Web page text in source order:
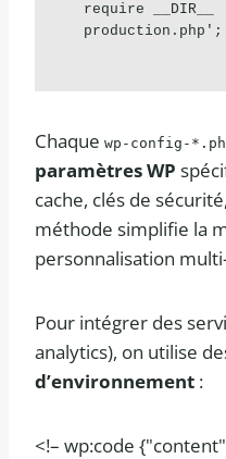
require
Chaque wp-config-
paramètres WP
cache, clés de
méthode simplifie la
personnalisation
Pour intégrer des
analytics), on utilise
d’environnement :
<!– wp:code